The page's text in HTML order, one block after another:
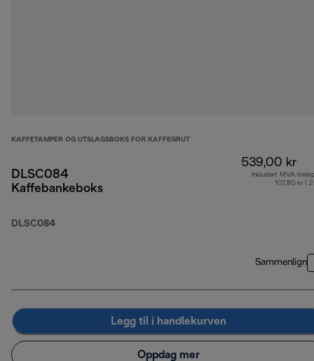
KAFFETAMPER OG UTSLAGSBOKS FOR KAFFEGRUT
DLSC084
Kaffebankeboks
DLSC084
539,00 kr
Inkludert MVA-
107,80 kr (
Sammenlign
Legg til i handlekurven
Oppdag mer